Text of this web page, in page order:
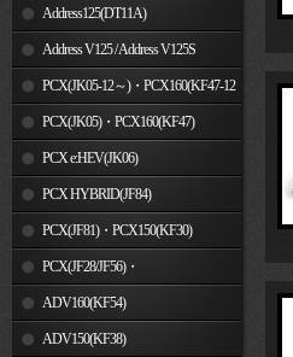
Address125(DT11A)
Address V125 / Address V125S
PCX(JK05-12～)・PCX160(KF47-12
～) PCX(JK05)・PCX160(KF47)
PCX e:HEV(JK06)
PCX HYBRID(JF84)
PCX(JF81)・PCX150(KF30)
PCX(JF28/JF56)・
PCX150(KF12/KF18)
ADV160(KF54)
ADV150(KF38)